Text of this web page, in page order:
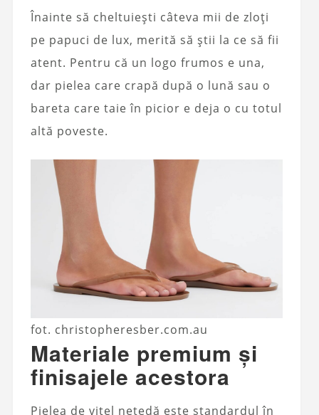
Înainte să cheltuiești câteva mii de zloți
pe papuci de lux, merită să știi la ce să fii
atent. Pentru că un logo frumos e una,
dar pielea care crapă după o lună sau o
bareta care taie în picior e deja o cu totul
altă poveste.
fot. christopheresber.com.au
Materiale premium și
finisajele acestora
Pielea de vițel netedă este standardul în